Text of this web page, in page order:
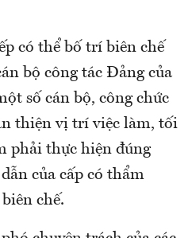
có thể bố trí biên chế
bộ công tác Đảng của
số cán bộ, công chức
thiện vị trí việc làm, tối
phải thực hiện đúng
của cấp có thẩm
chế.